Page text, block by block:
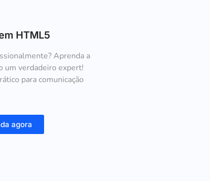
HTML5
Aprenda a
um verdadeiro expert!
para comunicação
agora